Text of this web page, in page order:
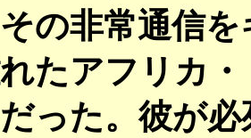
の非常通信
たアフリカ
った。彼が